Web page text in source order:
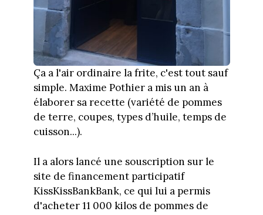
Ça a l'air ordinaire la frite, c'est tout sauf
simple. Maxime Pothier a mis un an à
élaborer sa recette (variété de pommes
de terre, coupes, types d’huile, temps de
cuisson...).
Il a alors lancé une souscription sur le
site de financement participatif
KissKissBankBank, ce qui lui a permis
d'acheter 11 000 kilos de pommes de